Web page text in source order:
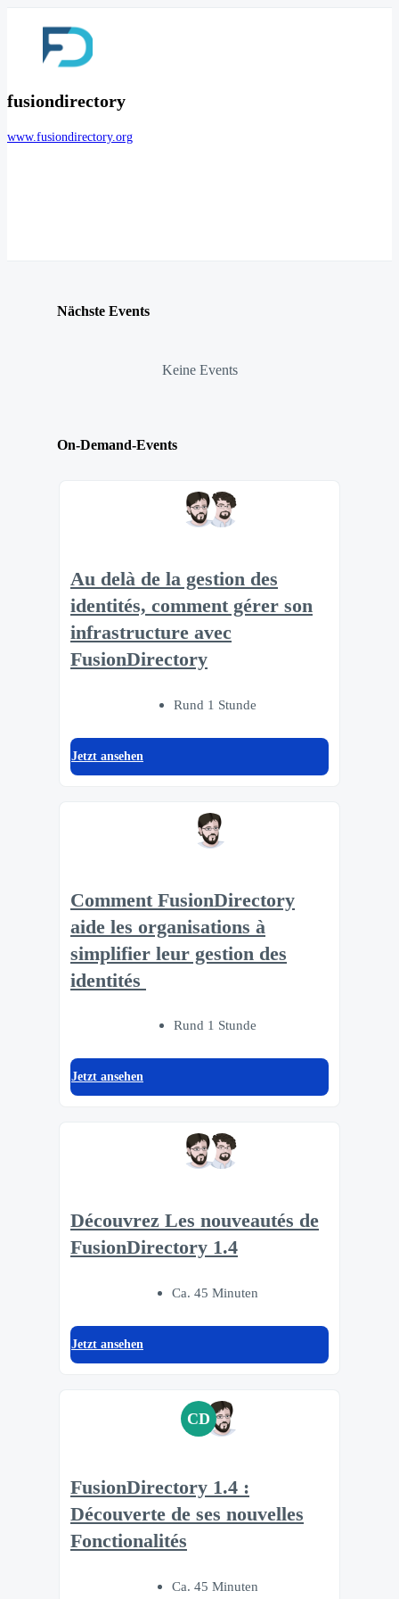
fusiondirectory
www.fusiondirectory.org
Nächste Events
Keine Events
On-Demand-Events
Au delà de la gestion des
identités, comment gérer son
infrastructure avec
FusionDirectory
Rund 1 Stunde
Jetzt ansehen
Comment FusionDirectory
aide les organisations à
simplifier leur gestion des
identités
Rund 1 Stunde
Jetzt ansehen
Découvrez Les nouveautés de
FusionDirectory 1.4
Ca. 45 Minuten
Jetzt ansehen
CD
FusionDirectory 1.4 :
Découverte de ses nouvelles
Fonctionalités
Ca. 45 Minuten